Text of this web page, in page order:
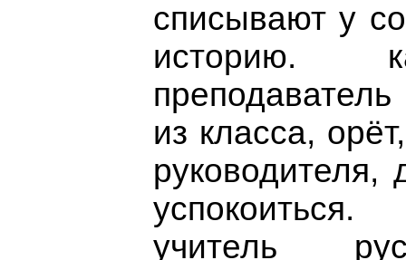
списывают у
историю.
из класса,
учитель